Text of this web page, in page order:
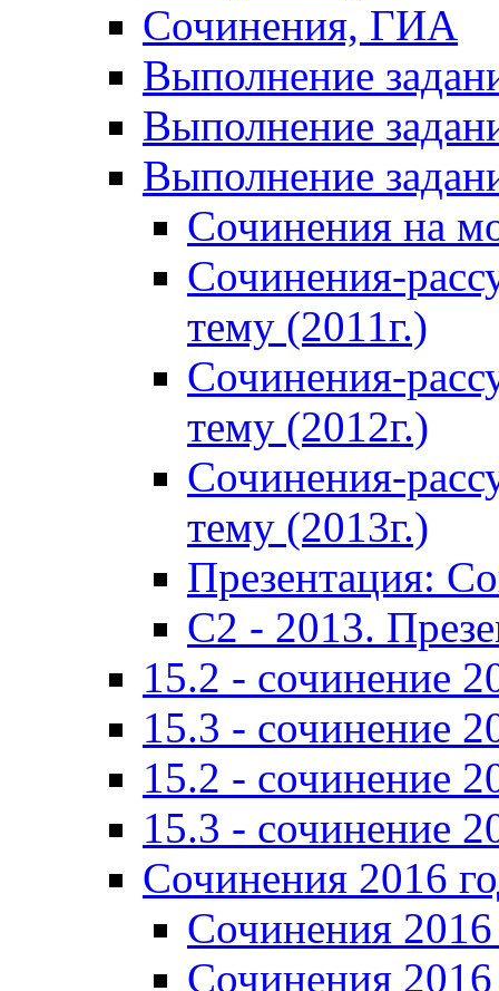
Сочинения, ГИА
Выполнение
Выполнение
Выполнение
Сочинения на
Сочинения-
тему (2011г.)
Сочинения-
тему (2012г.)
Сочинения-
тему (2013г.)
Презентация:
C2 - 2013.
15.2 - сочинение
15.3 - сочинение
15.2 - сочинение
15.3 - сочинение
Сочинения 2016
Сочинения
Сочинения